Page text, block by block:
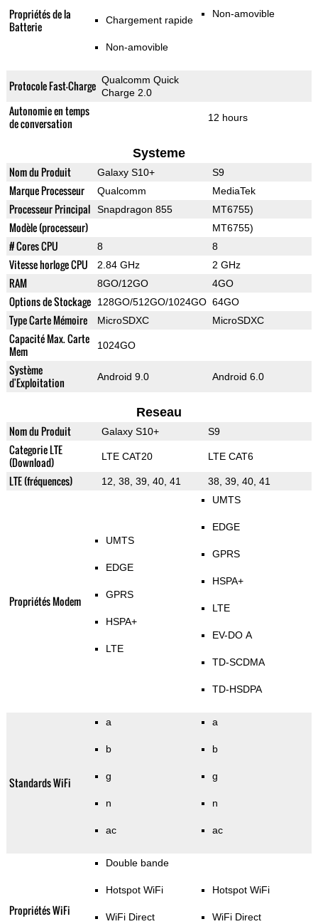
Propriétés de la
Batterie
Chargement rapide
Non-amovible
Non-amovible
Protocole Fast-Charge Qualcomm Quick
Charge 2.0
Autonomie en temps
de conversation
12 hours
Systeme
Nom du Produit Galaxy S10+ S9
Marque Processeur Qualcomm MediaTek
Processeur Principal Snapdragon 855 MT6755)
Modèle (processeur) MT6755)
# Cores CPU 8 8
Vitesse horloge CPU 2.84 GHz 2 GHz
RAM 8GO/12GO 4GO
Options de Stockage 128GO/512GO/1024GO 64GO
Type Carte Mémoire MicroSDXC MicroSDXC
Capacité Max. Carte
Mem
1024GO
Système
d'Exploitation
Android 9.0 Android 6.0
Reseau
Nom du Produit Galaxy S10+ S9
Categorie LTE
(Download)
LTE CAT20 LTE CAT6
LTE (fréquences) 12, 38, 39, 40, 41 38, 39, 40, 41
Propriétés Modem
UMTS
EDGE
GPRS
HSPA+
LTE
UMTS
EDGE
GPRS
HSPA+
LTE
EV-DO A
TD-SCDMA
TD-HSDPA
Standards WiFi
a
b
g
n
ac
a
b
g
n
ac
Propriétés WiFi
Double bande
Hotspot WiFi
WiFi Direct
Hotspot WiFi
WiFi Direct